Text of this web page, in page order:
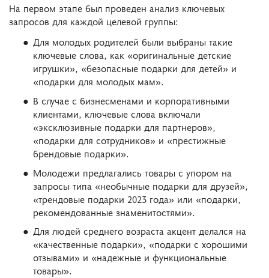
На первом этапе был проведен анализ ключевых
запросов для каждой целевой группы:
Для молодых родителей были выбраны такие
ключевые слова, как «оригинальные детские
игрушки», «безопасные подарки для детей» и
«подарки для молодых мам».
В случае с бизнесменами и корпоративными
клиентами, ключевые слова включали
«эксклюзивные подарки для партнеров»,
«подарки для сотрудников» и «престижные
брендовые подарки».
Молодежи предлагались товары с упором на
запросы типа «необычные подарки для друзей»,
«трендовые подарки 2023 года» или «подарки,
рекомендованные знаменитостями».
Для людей среднего возраста акцент делался на
«качественные подарки», «подарки с хорошими
отзывами» и «надежные и функциональные
товары».